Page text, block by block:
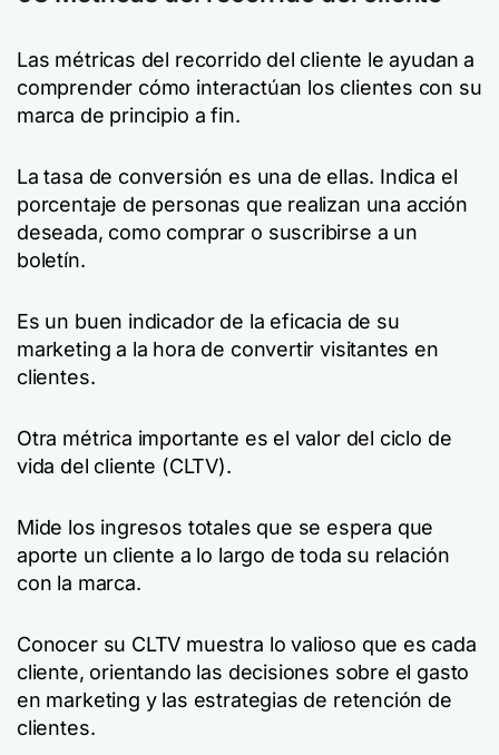
Las métricas del recorrido del cliente le ayudan a
comprender cómo interactúan los clientes con su
marca de principio a fin.
La tasa de conversión es una de ellas. Indica el
porcentaje de personas que realizan una acción
deseada, como comprar o suscribirse a un
boletín.
Es un buen indicador de la eficacia de su
marketing a la hora de convertir visitantes en
clientes.
Otra métrica importante es el valor del ciclo de
vida del cliente (CLTV).
Mide los ingresos totales que se espera que
aporte un cliente a lo largo de toda su relación
con la marca.
Conocer su CLTV muestra lo valioso que es cada
cliente, orientando las decisiones sobre el gasto
en marketing y las estrategias de retención de
clientes.